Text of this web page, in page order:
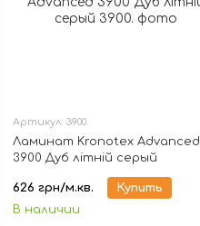
Артикул: 3900.
Ламинат Kronotex Advanced
3900 Дуб літній серый
626 грн/м.кв.
Купить
В наличии